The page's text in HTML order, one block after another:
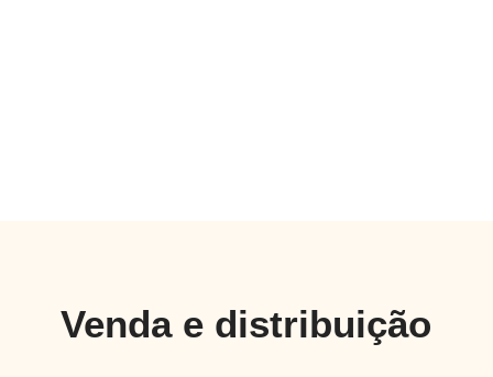
Venda e distribuição